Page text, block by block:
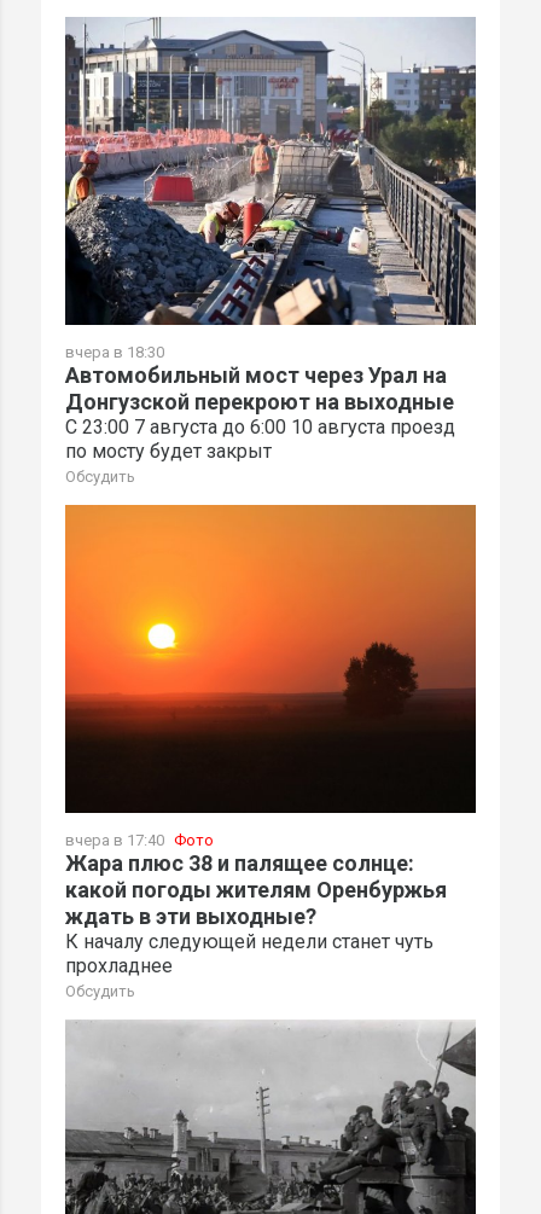
вчера в 18:30
Автомобильный мост через Урал на
Донгузской перекроют на выходные
С 23:00 7 августа до 6:00 10 августа проезд
по мосту будет закрыт
Обсудить
вчера в 17:40 Фото
Жара плюс 38 и палящее солнце:
какой погоды жителям Оренбуржья
ждать в эти выходные?
К началу следующей недели станет чуть
прохладнее
Обсудить